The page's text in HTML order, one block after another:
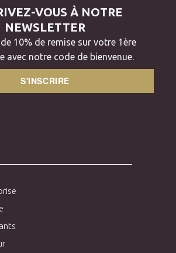
VOUS À NOTRE
NEWSLETTER
10% de remise sur votre 1ère
avec notre code de bienvenue.
S'INSCRIRE